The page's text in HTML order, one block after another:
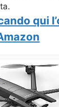
qui